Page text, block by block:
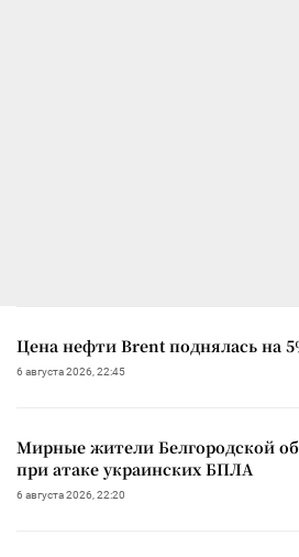
Цена нефти Brent поднялась на
6 августа 2026, 22:45
Мирные жители Белгородской
при атаке украинских БПЛА
6 августа 2026, 22:20